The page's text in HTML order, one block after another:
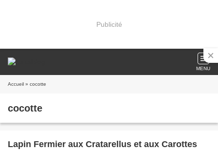
Publicité
MENU
Accueil » cocotte
cocotte
Lapin Fermier aux Cratarellus et aux Carottes